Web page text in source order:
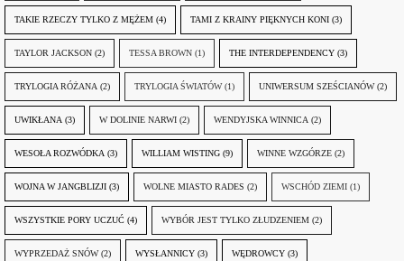
TAKIE RZECZY TYLKO Z MĘŻEM (4) TAMI Z KRAINY PIĘKNYCH KONI (3)
TAYLOR JACKSON (2) TESSA BROWN (1) THE INTERDEPENDENCY (3)
TRYLOGIA RÓŻANA (2) TRYLOGIA ŚWIATÓW (1) UNIWERSUM SZEŚCIANÓW (2)
UWIKŁANA (3) W DOLINIE NARWI (2) WENDYJSKA WINNICA (2)
WESOŁA ROZWÓDKA (3) WILLIAM WISTING (9) WINNE WZGÓRZE (2)
WOJNA W JANGBLIZJI (3) WOLNE MIASTO RADES (2) WSCHÓD ZIEMI (1)
WSZYSTKIE PORY UCZUĆ (4) WYBÓR JEST TYLKO ZŁUDZENIEM (2)
WYPRZEDAŻ SNÓW (2) WYSŁANNICY (3) WĘDROWCY (3)